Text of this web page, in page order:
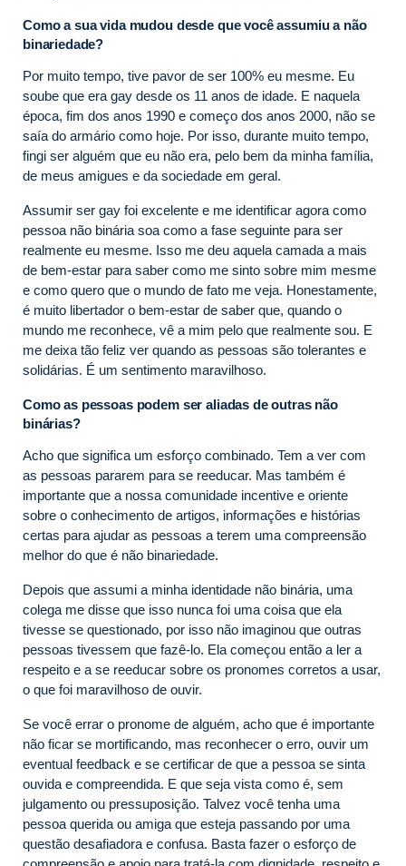
Como a sua vida mudou desde que você assumiu a não
binariedade?
Por muito tempo, tive pavor de ser 100% eu mesme. Eu
soube que era gay desde os 11 anos de idade. E naquela
época, fim dos anos 1990 e começo dos anos 2000, não se
saía do armário como hoje. Por isso, durante muito tempo,
fingi ser alguém que eu não era, pelo bem da minha família,
de meus amigues e da sociedade em geral.
Assumir ser gay foi excelente e me identificar agora como
pessoa não binária soa como a fase seguinte para ser
realmente eu mesme. Isso me deu aquela camada a mais
de bem-estar para saber como me sinto sobre mim mesme
e como quero que o mundo de fato me veja. Honestamente,
é muito libertador o bem-estar de saber que, quando o
mundo me reconhece, vê a mim pelo que realmente sou. E
me deixa tão feliz ver quando as pessoas são tolerantes e
solidárias. É um sentimento maravilhoso.
Como as pessoas podem ser aliadas de outras não
binárias?
Acho que significa um esforço combinado. Tem a ver com
as pessoas pararem para se reeducar. Mas também é
importante que a nossa comunidade incentive e oriente
sobre o conhecimento de artigos, informações e histórias
certas para ajudar as pessoas a terem uma compreensão
melhor do que é não binariedade.
Depois que assumi a minha identidade não binária, uma
colega me disse que isso nunca foi uma coisa que ela
tivesse se questionado, por isso não imaginou que outras
pessoas tivessem que fazê-lo. Ela começou então a ler a
respeito e a se reeducar sobre os pronomes corretos a usar,
o que foi maravilhoso de ouvir.
Se você errar o pronome de alguém, acho que é importante
não ficar se mortificando, mas reconhecer o erro, ouvir um
eventual feedback e se certificar de que a pessoa se sinta
ouvida e compreendida. E que seja vista como é, sem
julgamento ou pressuposição. Talvez você tenha uma
pessoa querida ou amiga que esteja passando por uma
questão desafiadora e confusa. Basta fazer o esforço de